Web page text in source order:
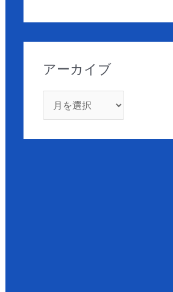
アーカイブ